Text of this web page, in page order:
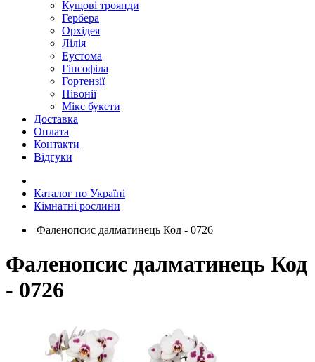
Кущові троянди
Гербера
Орхідея
Лілія
Еустома
Гіпсофіла
Гортензії
Півонії
Мікс букети
Доставка
Оплата
Контакти
Відгуки
Каталог по Україні
Кімнатні рослини
Фаленопсис далматинець Код - 0726
Фаленопсис далматинець Код
- 0726